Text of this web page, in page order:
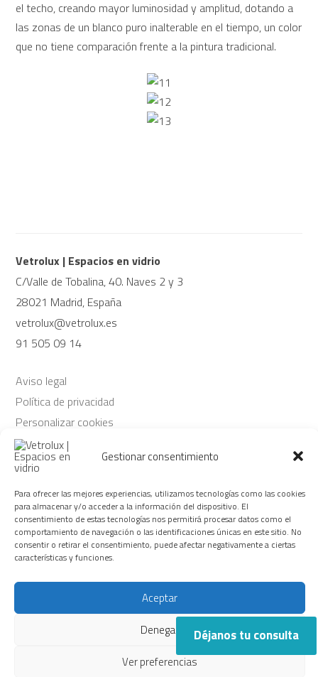
Gestionar consentimiento
Para ofrecer las mejores experiencias, utilizamos tecnologías como las cookies
para almacenar y/o acceder a la información del dispositivo. El
consentimiento de estas tecnologías nos permitirá procesar datos como el
comportamiento de navegación o las identificaciones únicas en este sitio. No
consentir o retirar el consentimiento, puede afectar negativamente a ciertas
características y funciones.
Aceptar
Denegar
Ver preferencias
el techo, creando mayor luminosidad y amplitud, dotando a
las zonas de un blanco puro inalterable en el tiempo, un color
que no tiene comparación frente a la pintura tradicional.
Vetrolux | Espacios en vidrio
C/Valle de Tobalina, 40. Naves 2 y 3
28021 Madrid, España
vetrolux@vetrolux.es
91 505 09 14
Aviso legal
Política de privacidad
Personalizar cookies
Política de cookies
Síguenos
Vetrolux + 30 años de actividad creando espacios en vidrio y
trabajando en el mundo de la alta decoración.
Déjanos tu consulta